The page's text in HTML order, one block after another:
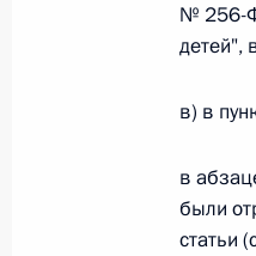
О
26 июля
О
№ 256-
детей",
в) в
в
были
статьи